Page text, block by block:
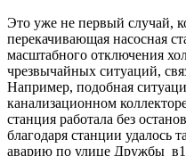
Это уже не первый случай,
перекачивающая насосная
масштабного отключения
чрезвычайных ситуаций,
Например, подобная
канализационном
станция работала без
благодаря станции удалось
аварию по улице Дружбы